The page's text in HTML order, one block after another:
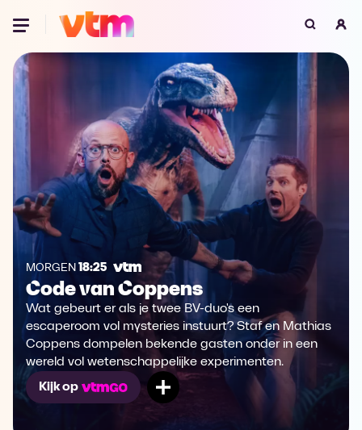
Voor je onze programma's gaat ontdekken,
best je browser updaten of hieronder één
van de ondersteunde browsers
downloaden.
Google Chrome Download
Firefox Download
Safari
Microsoft Edge Download
Opera Download
MORGEN 18:25
Code van Coppens
Wat gebeurt er als je twee BV-duo's een
escaperoom vol mysteries instuurt? Staf en Mathias
Coppens dompelen bekende gasten onder in een
wereld vol wetenschappelijke experimenten.
Kijk op
Mijn lijst